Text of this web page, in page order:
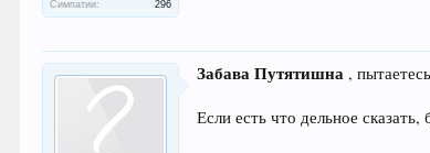
Симпатии:
296
Забава Путятишна ,
Если есть что дельное